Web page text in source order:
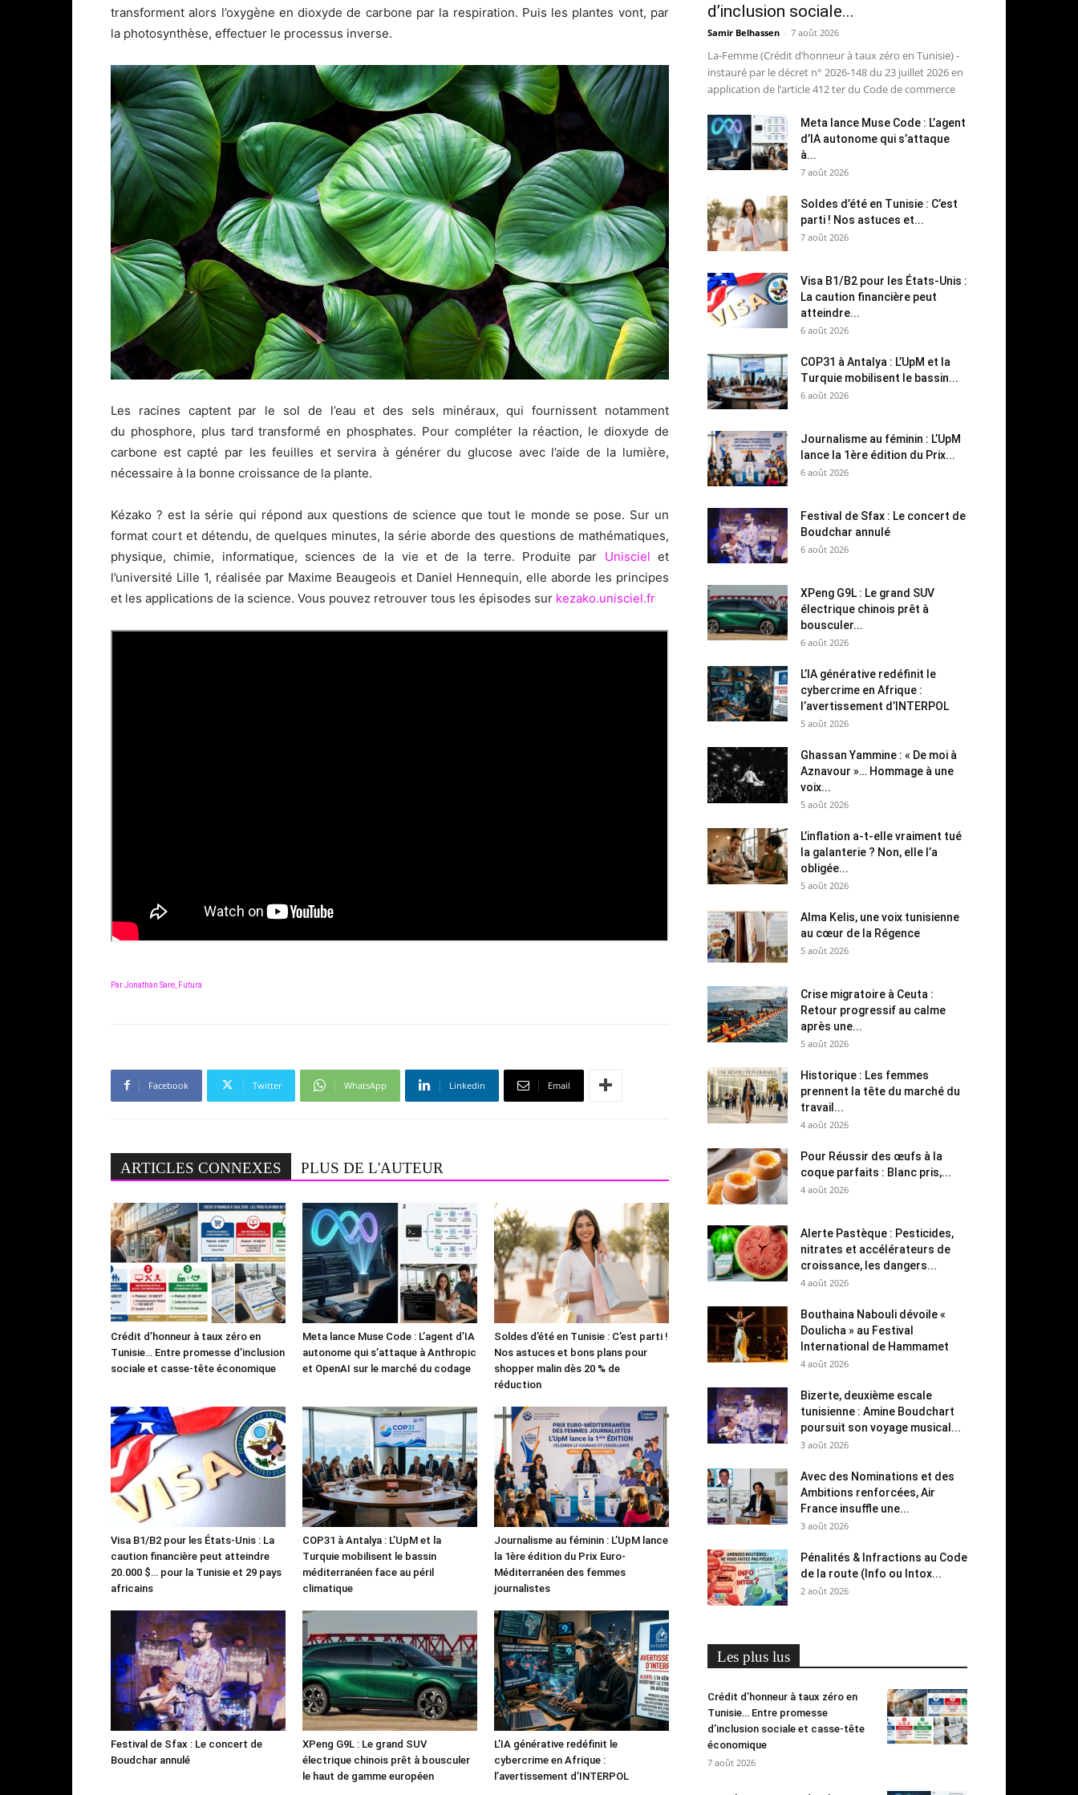
transforment alors l’oxygène endioxyde de carbone par la respiration. Puis les plantes vont, par
la photosynthèse, effectuer le processus inverse.
Les racines captent par le sol de l’eau et des sels minéraux, qui fournissent notamment
du phosphore, plus tard transformé en phosphates. Pour compléter la réaction, ledioxyde de
carbone est capté par les feuilles et servira à générer du glucose avec l’aide de la lumière,
nécessaire à la bonne croissance de la plante.
Kézako ? est la série qui répond aux questions de science que tout le monde se pose. Sur un
format court et détendu, de quelques minutes, la série aborde des questions de mathématiques,
physique, chimie, informatique, sciences de la vie et de la terre. Produite par Unisciel et
l’université Lille 1, réalisée par Maxime Beaugeois et Daniel Hennequin, elle aborde les principes
et les applications de la science. Vous pouvez retrouver tous les épisodes sur kezako.unisciel.fr
Par Jonathan Sare, Futura
Facebook Twitter WhatsApp Linkedin Email
ARTICLES CONNEXES PLUS DE L'AUTEUR
Crédit d’honneur à taux zéro en
Tunisie… Entre promesse d’inclusion
sociale et casse-tête économique
Meta lance Muse Code : L’agent d’IA
autonome qui s’attaque à Anthropic
et OpenAI sur le marché du codage
Soldes d’été en Tunisie : C’est parti !
Nos astuces et bons plans pour
shopper malin dès 20 % de
réduction
Visa B1/B2 pour les États-Unis : La
caution financière peut atteindre
20.000 $… pour la Tunisie et 29 pays
africains
COP31 à Antalya : L’UpM et la
Turquie mobilisent le bassin
méditerranéen face au péril
climatique
Journalisme au féminin : L’UpM lance
la 1ère édition du Prix Euro-
Méditerranéen des femmes
journalistes
Festival de Sfax : Le concert de
Boudchar annulé
XPeng G9L : Le grand SUV
électrique chinois prêt à bousculer
le haut de gamme européen
L’IA générative redéfinit le
cybercrime en Afrique :
l’avertissement d’INTERPOL
d’inclusion sociale...
Samir Belhassen - 7 août 2026
La-Femme (Crédit d’honneur à taux zéro en Tunisie) -
instauré par le décret n° 2026-148 du 23 juillet 2026 en
application de l’article 412 ter du Code de commerce
Meta lance Muse Code : L’agent
d’IA autonome qui s’attaque
à...
7 août 2026
Soldes d’été en Tunisie : C’est
parti ! Nos astuces et...
7 août 2026
Visa B1/B2 pour les États-Unis :
La caution financière peut
atteindre...
6 août 2026
COP31 à Antalya : L’UpM et la
Turquie mobilisent le bassin...
6 août 2026
Journalisme au féminin : L’UpM
lance la 1ère édition du Prix...
6 août 2026
Festival de Sfax : Le concert de
Boudchar annulé
6 août 2026
XPeng G9L : Le grand SUV
électrique chinois prêt à
bousculer...
6 août 2026
L’IA générative redéfinit le
cybercrime en Afrique :
l’avertissement d’INTERPOL
5 août 2026
Ghassan Yammine : « De moi à
Aznavour »… Hommage à une
voix...
5 août 2026
L’inflation a-t-elle vraiment tué
la galanterie ? Non, elle l’a
obligée...
5 août 2026
Alma Kelis, une voix tunisienne
au cœur de la Régence
5 août 2026
Crise migratoire à Ceuta :
Retour progressif au calme
après une...
5 août 2026
Historique : Les femmes
prennent la tête du marché du
travail...
4 août 2026
Pour Réussir des œufs à la
coque parfaits : Blanc pris,...
4 août 2026
Alerte Pastèque : Pesticides,
nitrates et accélérateurs de
croissance, les dangers...
4 août 2026
Bouthaina Nabouli dévoile «
Doulicha » au Festival
International de Hammamet
4 août 2026
Bizerte, deuxième escale
tunisienne : Amine Boudchart
poursuit son voyage musical...
3 août 2026
Avec des Nominations et des
Ambitions renforcées, Air
France insuffle une...
3 août 2026
Pénalités & Infractions au Code
de la route (Info ou Intox...
2 août 2026
Les plus lus
Crédit d’honneur à taux zéro en
Tunisie… Entre promesse
d’inclusion sociale et casse-tête
économique
7 août 2026